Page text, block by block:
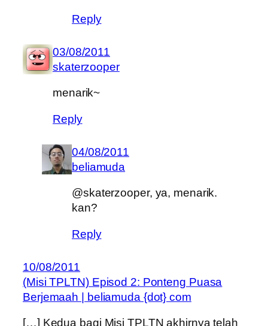
Reply
03/08/2011
skaterzooper
menarik~
Reply
04/08/2011
beliamuda
@skaterzooper, ya, menarik.
kan?
Reply
10/08/2011
(Misi TPLTN) Episod 2: Ponteng Puasa
Berjemaah | beliamuda {dot} com
[…] Kedua bagi Misi TPLTN akhirnya telah